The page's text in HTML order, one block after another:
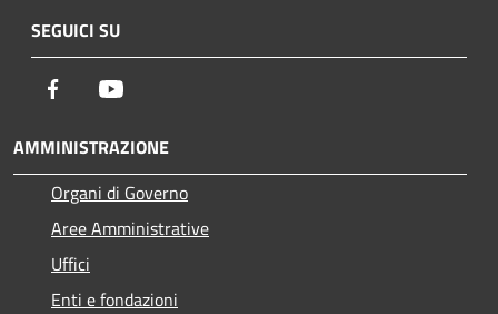
SEGUICI SU
Facebook
AMMINISTRAZIONE
Organi di Governo
Aree Amministrative
Uffici
Enti e fondazioni